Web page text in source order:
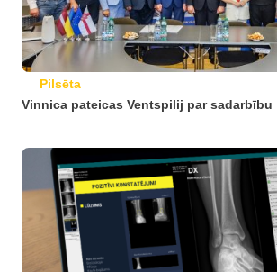
Pilsēta
Vinnica pateicas Ventspilij par sadarbību